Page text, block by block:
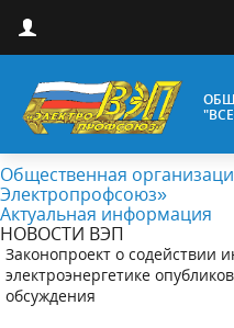
Общественная
Электропрофсоюз»
Актуальная информация
НОВОСТИ ВЭП
Законопроект о содействии
электроэнергетике
обсуждения